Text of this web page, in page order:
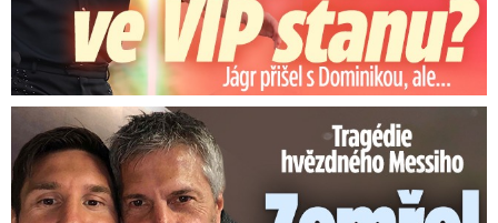
Tragédie hvězdného Messiho: Zemřel mu táta (†68)!